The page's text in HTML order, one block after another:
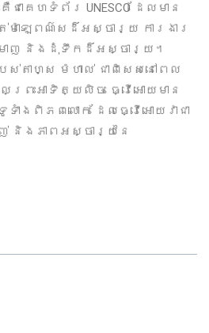
ាគេហទំព័រ UNESCO ដែលមាន
ម៉ាឡេពណ៌សដ៏អស្ចារ្យ ការងារ
ញ និងដុំទឹកដ៏អស្ចារ្យ។
ហ្ស ម៉ហាល់ ជាពិសេសនៅពេល
ព្រះអាទិត្យលិច ធ្វើអោយមាន
ងពិភពលោក ដែលធ្វើអោយវាជា
និងភាពអស្ចារ្យនៃ